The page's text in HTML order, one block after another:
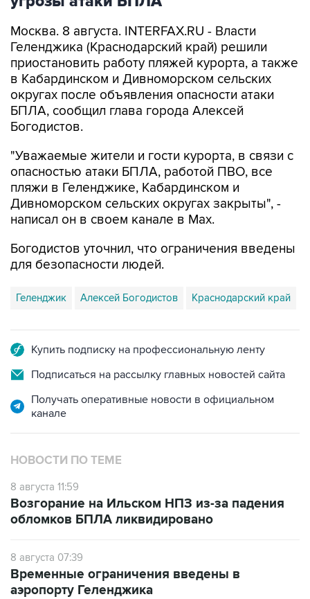
Москва. 8 августа. INTERFAX.RU - Власти
Геленджика (Краснодарский край) решили
приостановить работу пляжей курорта, а также
в Кабардинском и Дивноморском сельских
округах после объявления опасности атаки
БПЛА, сообщил глава города Алексей
Богодистов.
"Уважаемые жители и гости курорта, в связи с
опасностью атаки БПЛА, работой ПВО, все
пляжи в Геленджике, Кабардинском и
Дивноморском сельских округах закрыты", -
написал он в своем канале в Max.
Богодистов уточнил, что ограничения введены
для безопасности людей.
Геленджик Алексей Богодистов Краснодарский край
Купить подписку на профессиональную ленту
Подписаться на рассылку главных новостей сайта
Получать оперативные новости в официальном
канале
НОВОСТИ ПО ТЕМЕ
8 августа 11:59
Возгорание на Ильском НПЗ из-за падения
обломков БПЛА ликвидировано
8 августа 07:39
Временные ограничения введены в
аэропорту Геленджика